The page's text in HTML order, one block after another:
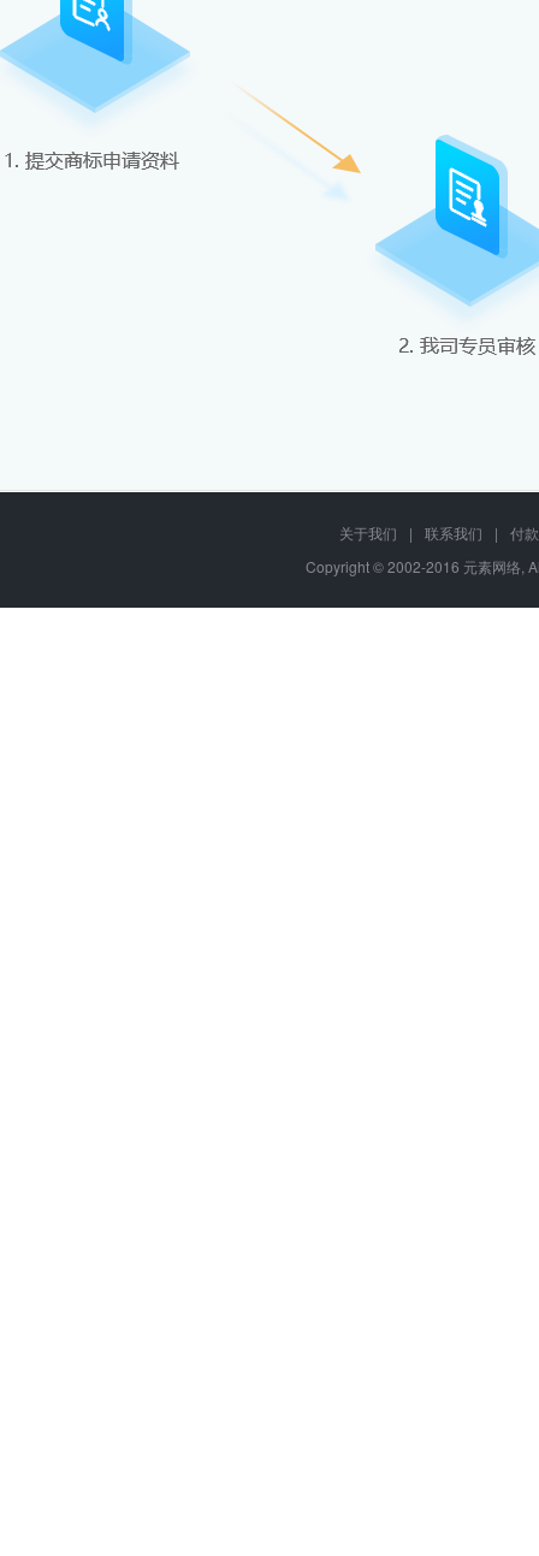
关于我们 | 联系我们 |
付
Copyright © 2002-2016 元素网络,